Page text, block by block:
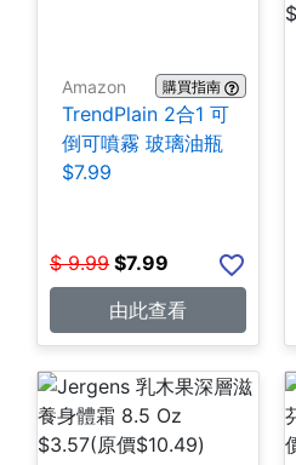
Amazon 購買指南
TrendPlain 2合1 可
倒可噴霧 玻璃油瓶
$7.99
$ 9.99 $7.99
由此查看